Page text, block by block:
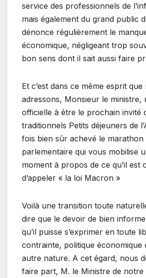
service des professionnels de
mais également du grand public
dénonce régulièrement le
économique, négligeant trop
bon sens dont il sait aussi faire
Et c’est dans ce même esprit
adressons, Monsieur le ministre,
officielle à être le prochain invité
traditionnels Petits déjeuners de
fois bien sûr achevé le marathon
parlementaire qui vous mobilise
moment à propos de ce qu’il est
d’appeler « la loi Macron »
Voilà une transition toute
dire que le devoir de bien
qu’il puisse s’exprimer en toute
contrainte, politique économique
autre nature. A cet égard, nous
faire part, M. le Ministre de notre